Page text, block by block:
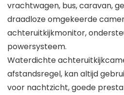
vrachtwagen, bus, caravan,
draadloze omgekeerde
achteruitkijkmonitor,
powersysteem.
Waterdichte
afstandsregel, kan altijd
voor nachtzicht, goede